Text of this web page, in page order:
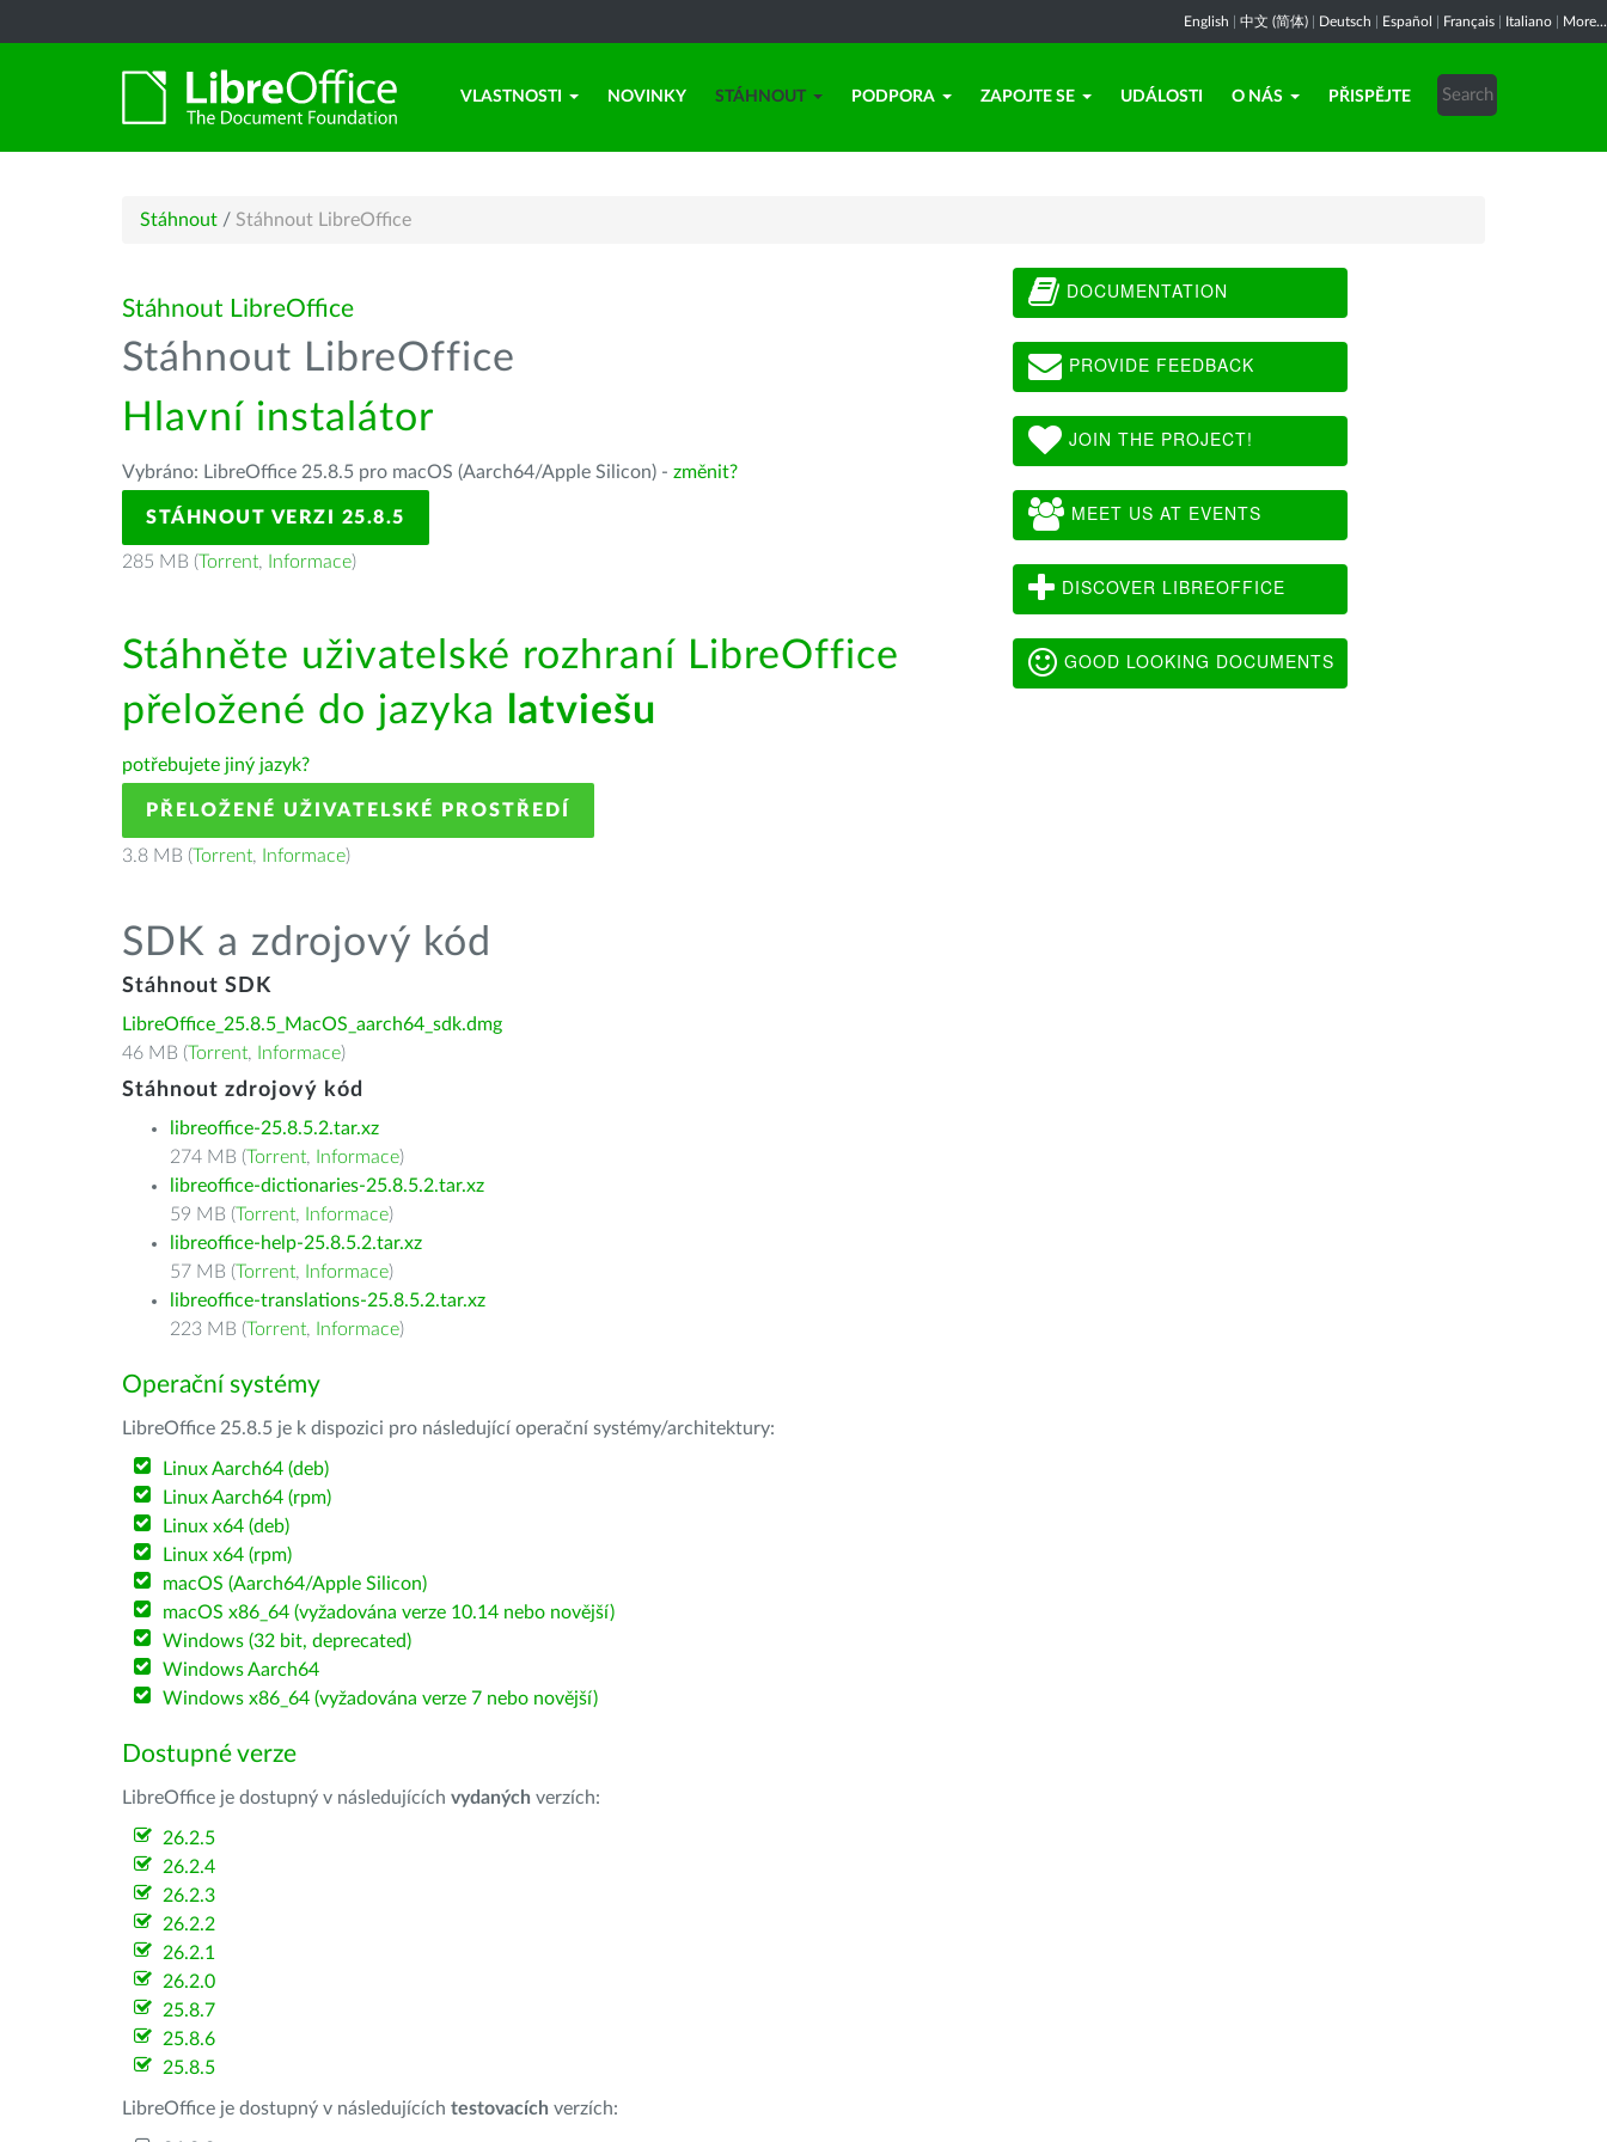
English 中文 (简体) Deutsch Español Français Italiano More...
VLASTNOSTI NOVINKY STÁHNOUT PODPORA ZAPOJTE SE UDÁLOSTI O NÁS PŘISPĚJTE
Stáhnout / Stáhnout LibreOffice
Stáhnout LibreOffice
Stáhnout LibreOffice
Hlavní instalátor
Vybráno: LibreOffice 25.8.5 pro macOS (Aarch64/Apple Silicon) - změnit?
STÁHNOUT VERZI 25.8.5
285 MB (Torrent, Informace)
Stáhněte uživatelské rozhraní LibreOffice
přeložené do jazyka
latviešu
potřebujete jiný jazyk?
PŘELOŽENÉ UŽIVATELSKÉ PROSTŘEDÍ
3.8 MB (Torrent, Informace)
SDK a zdrojový kód
Stáhnout SDK
LibreOffice_25.8.5_MacOS_aarch64_sdk.dmg
46 MB (Torrent, Informace)
Stáhnout zdrojový kód
libreoffice-25.8.5.2.tar.xz
274 MB (Torrent, Informace)
libreoffice-dictionaries-25.8.5.2.tar.xz
59 MB (Torrent, Informace)
libreoffice-help-25.8.5.2.tar.xz
57 MB (Torrent, Informace)
libreoffice-translations-25.8.5.2.tar.xz
223 MB (Torrent, Informace)
Operační systémy
LibreOffice 25.8.5 je k dispozici pro následující operační systémy/architektury:
Linux Aarch64 (deb)
Linux Aarch64 (rpm)
Linux x64 (deb)
Linux x64 (rpm)
macOS (Aarch64/Apple Silicon)
macOS x86_64 (vyžadována verze 10.14 nebo novější)
Windows (32 bit, deprecated)
Windows Aarch64
Windows x86_64 (vyžadována verze 7 nebo novější)
Dostupné verze
LibreOffice je dostupný v následujících vydaných verzích:
26.2.5
26.2.4
26.2.3
26.2.2
26.2.1
26.2.0
25.8.7
25.8.6
25.8.5
LibreOffice je dostupný v následujících testovacích verzích:
DOCUMENTATION
PROVIDE FEEDBACK
JOIN THE PROJECT!
MEET US AT EVENTS
DISCOVER LIBREOFFICE
GOOD LOOKING DOCUMENTS